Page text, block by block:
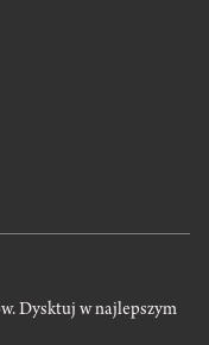
Dysktuj w najlepszym